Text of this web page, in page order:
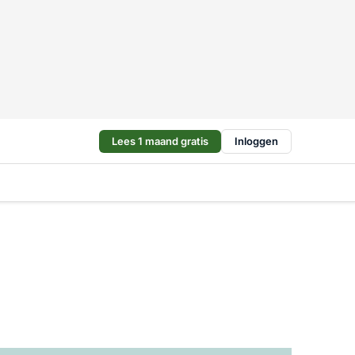
Lees 1 maand gratis Inloggen